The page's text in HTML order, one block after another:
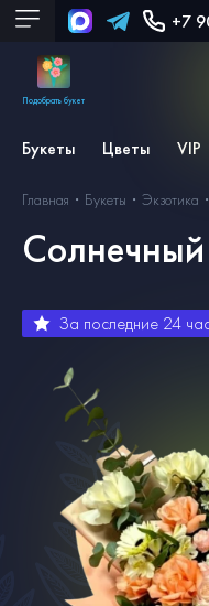
+7
Подобрать букет
Букеты Цветы VIP
Главная Букеты Экзотика
За последние 24